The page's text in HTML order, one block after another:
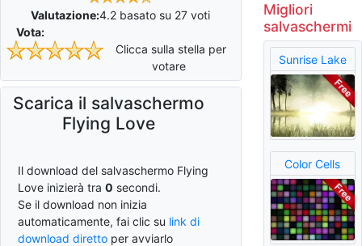
Valutazione:4.2 basato su 27 voti
Vota:
Clicca sulla stella per
votare
Scarica il salvaschermo
Flying Love
Il download del salvaschermo Flying
Love inizierà tra 0 secondi.
Se il download non inizia
automaticamente, fai clic su link di
download diretto per avviarlo
Migliori
salvaschermi
Sunrise Lake
Color Cells